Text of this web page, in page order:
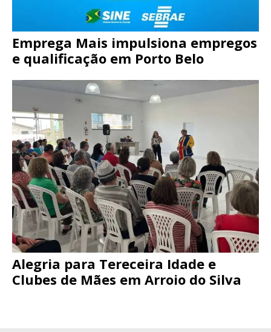
Emprega Mais impulsiona empregos
e qualificação em Porto Belo
Alegria para Tereceira Idade e
Clubes de Mães em Arroio do Silva